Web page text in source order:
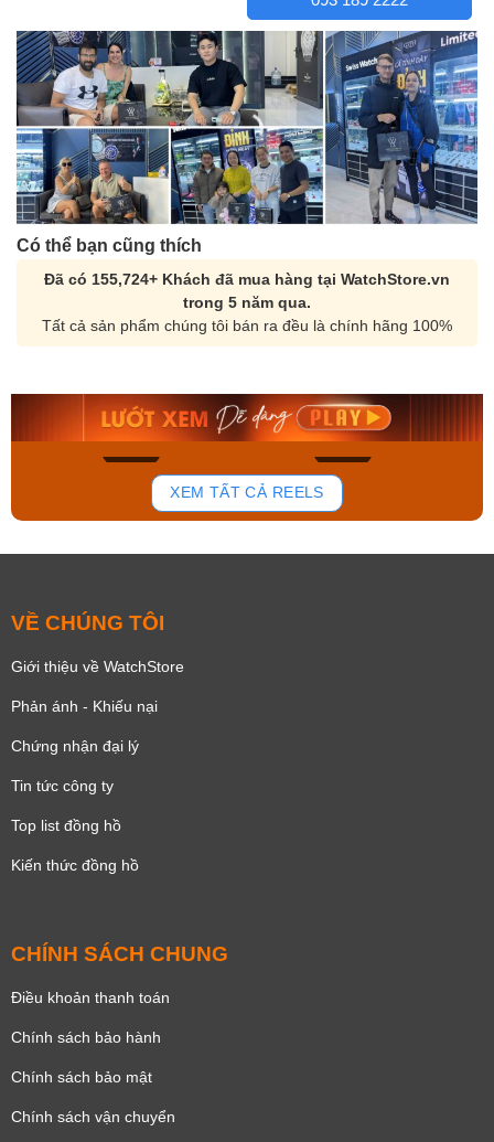
Có thể bạn cũng thích
Đã có 155,724+ Khách đã mua hàng tại WatchStore.vn
trong 5 năm qua.
Tất cả sản phẩm chúng tôi bán ra đều là chính hãng 100%
136
Orient Nam RA-
Mua ngay
Casio Nam MTS-
Mua ngay
XEM TẤT CẢ REELS
VỀ CHÚNG TÔI
Giới thiệu về WatchStore
Phản ánh - Khiếu nại
Chứng nhận đại lý
Tin tức công ty
Top list đồng hồ
Kiến thức đồng hồ
CHÍNH SÁCH CHUNG
Điều khoản thanh toán
Chính sách bảo hành
Chính sách bảo mật
Chính sách vận chuyển